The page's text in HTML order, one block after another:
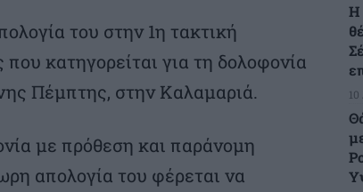
του στην 1η τακτική
κατηγορείται για τη δολοφονία
Πέμπτης, στην Καλαμαριά.
με πρόθεση και παράνομη
απολογία του φέρεται να
H